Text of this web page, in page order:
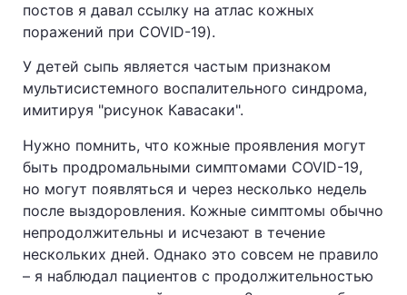
постов я давал ссылку на атлас кожных
поражений при COVID-19).
У детей сыпь является частым признаком
мультисистемного воспалительного синдрома,
имитируя "рисунок Кавасаки".
Нужно помнить, что кожные проявления могут
быть продромальными симптомами COVID-19,
но могут появляться и через несколько недель
после выздоровления. Кожные симптомы обычно
непродолжительны и исчезают в течение
нескольких дней. Однако это совсем не правило
– я наблюдал пациентов с продолжительностью